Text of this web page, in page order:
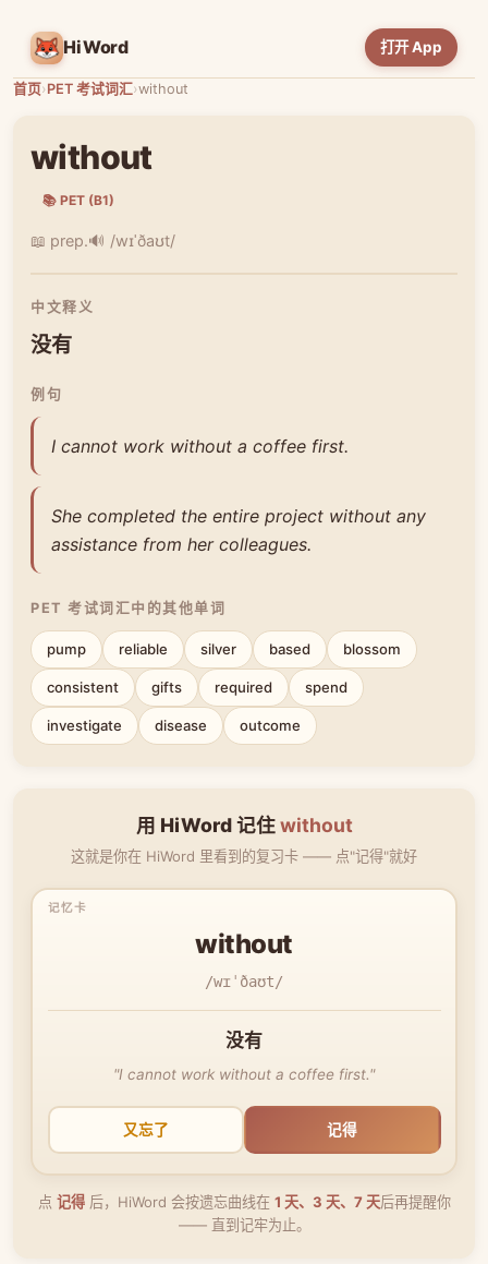
HiWord 打开 App
首页›PET 考试词汇›without
without
📚 PET (B1)
📖 prep.🔊 /wɪˈðaʊt/
中文释义
没有
例句
I cannot work without a coffee first.
She completed the entire project without any
assistance from her colleagues.
PET 考试词汇中的其他单词
pump reliable silver based blossom
consistent gifts required spend
investigate disease outcome
用 HiWord 记住without
这就是你在 HiWord 里看到的复习卡 —— 点"记得"就好
without
/wɪˈðaʊt/
没有
"I cannot work without a coffee first."
又忘了 记得
点 记得后，HiWord 会按遗忘曲线在 1 天、3 天、7 天后再提醒你
—— 直到记牢为止。